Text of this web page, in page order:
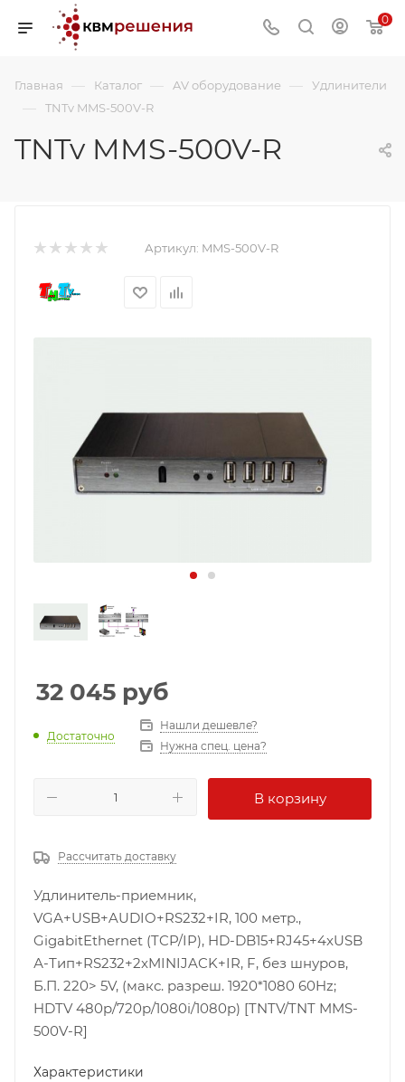
0
Главная — Каталог — AV оборудование — Удлинители
— TNTv MMS-500V-R
TNTv MMS-500V-R
Артикул: MMS-500V-R
32 045 руб
Достаточно
Нашли дешевле?
Нужна спец. цена?
В корзину
Рассчитать доставку
Удлинитель-приемник,
VGA+USB+AUDIO+RS232+IR, 100 метр.,
GigabitEthernet (TCP/IP), HD-DB15+RJ45+4xUSB
А-Тип+RS232+2xMINIJACK+IR, F, без шнуров,
Б.П. 220> 5V, (макс. разреш. 1920*1080 60Hz;
HDTV 480p/720p/1080i/1080p) [TNTV/TNT MMS-
500V-R]
Характеристики